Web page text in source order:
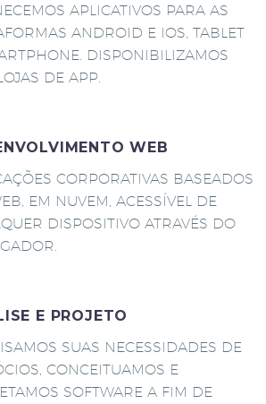
APLICATIVOS PARA AS
ANDROID E IOS, TABLET
DISPONIBILIZAMOS
DE APP.
WEB
CORPORATIVAS BASEADOS
EM NUVEM, ACESSÍVEL DE
DISPOSITIVO ATRAVÉS DO
E PROJETO
SUAS NECESSIDADES DE
CONCEITUAMOS E
SOFTWARE A FIM DE